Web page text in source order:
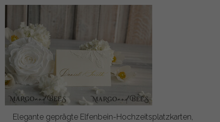
Elegante geprägte Elfenbein-Hochzeitsplatzkarten,